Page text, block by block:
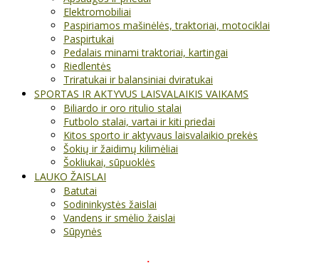
Elektromobiliai
Paspiriamos mašinėlės, traktoriai, motociklai
Paspirtukai
Pedalais minami traktoriai, kartingai
Riedlentės
Triratukai ir balansiniai dviratukai
SPORTAS IR AKTYVUS LAISVALAIKIS VAIKAMS
Biliardo ir oro ritulio stalai
Futbolo stalai, vartai ir kiti priedai
Kitos sporto ir aktyvaus laisvalaikio prekės
Šokių ir žaidimų kilimėliai
Šokliukai, sūpuoklės
LAUKO ŽAISLAI
Batutai
Sodininkystės žaislai
Vandens ir smėlio žaislai
Sūpynės